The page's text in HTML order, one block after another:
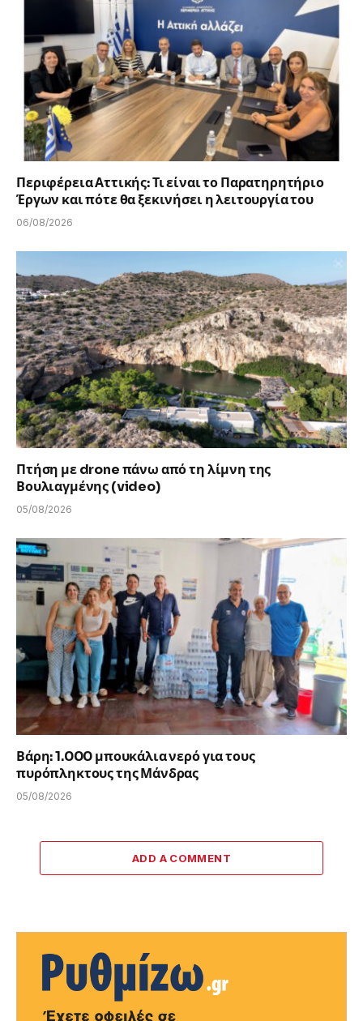
Περιφέρεια Αττικής: Τι είναι το Παρατηρητήριο
Έργων και πότε θα ξεκινήσει η λειτουργία του
06/08/2026
Πτήση με drone πάνω από τη λίμνη της
Βουλιαγμένης (video)
05/08/2026
Βάρη: 1.000 μπουκάλια νερό για τους
πυρόπληκτους της Μάνδρας
05/08/2026
ADD A COMMENT